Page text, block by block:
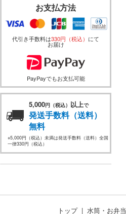
お支払方法
代引き手数料は330円（税込） にて
お届け
PayPayでもお支払可能
5,000円（税込） 以上で
発送手数料（送料）
無料
※5,000円（税込）未満は発送手数料（送料）全国
一律330円（税込）
トップ 水筒・お弁当